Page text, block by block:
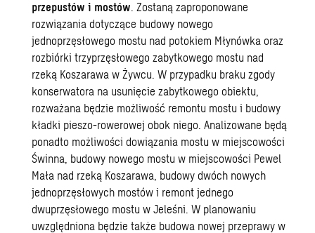
przepustów i mostów . Zostaną zaproponowane
rozwiązania dotyczące budowy nowego
jednoprzęsłowego mostu nad potokiem Młynówka oraz
rozbiórki trzyprzęsłowego zabytkowego mostu nad
rzeką Koszarawa w Żywcu. W przypadku braku zgody
konserwatora na usunięcie zabytkowego obiektu,
rozważana będzie możliwość remontu mostu i budowy
kładki pieszo-rowerowej obok niego. Analizowane będą
ponadto możliwości dowiązania mostu w miejscowości
Świnna, budowy nowego mostu w miejscowości Pewel
Mała nad rzeką Koszarawa, budowy dwóch nowych
jednoprzęsłowych mostów i remont jednego
dwuprzęsłowego mostu w Jeleśni. W planowaniu
uwzględniona będzie także budowa nowej przeprawy w